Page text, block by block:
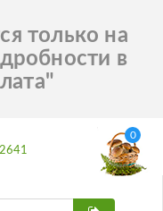
только на
в
0